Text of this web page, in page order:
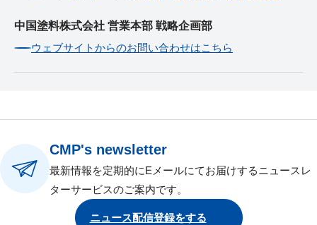
中国塗料株式会社 営業本部 戦略企画部
ウェブサイトからのお問い合わせはこちら
CMP's newsletter
最新情報を定期的にEメールにてお届けするニュースレ
ターサービスのご案内です。
ニュース配信登録をする